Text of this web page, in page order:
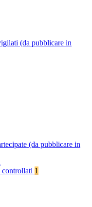
(da pubblicare in
(da pubblicare in
1